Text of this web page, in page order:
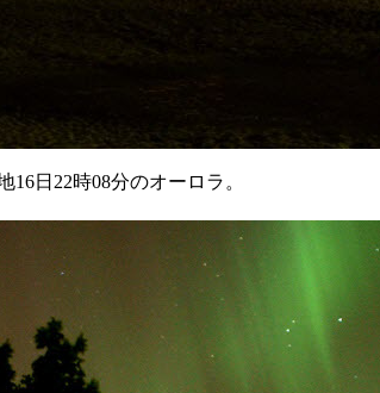
日22時08分のオーロラ。